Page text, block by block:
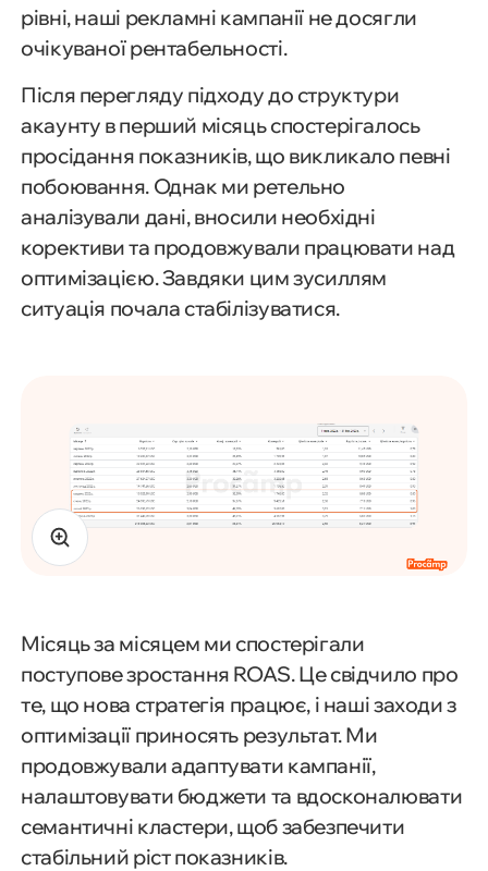
рівні, наші рекламні кампанії не досягли
очікуваної рентабельності.
Після перегляду підходу до структури
акаунту в перший місяць спостерігалось
просідання показників, що викликало певні
побоювання. Однак ми ретельно
аналізували дані, вносили необхідні
корективи та продовжували працювати над
оптимізацією. Завдяки цим зусиллям
ситуація почала стабілізуватися.
Місяць за місяцем ми спостерігали
поступове зростання ROAS. Це свідчило про
те, що нова стратегія працює, і наші заходи з
оптимізації приносять результат. Ми
продовжували адаптувати кампанії,
налаштовувати бюджети та вдосконалювати
семантичні кластери, щоб забезпечити
стабільний ріст показників.